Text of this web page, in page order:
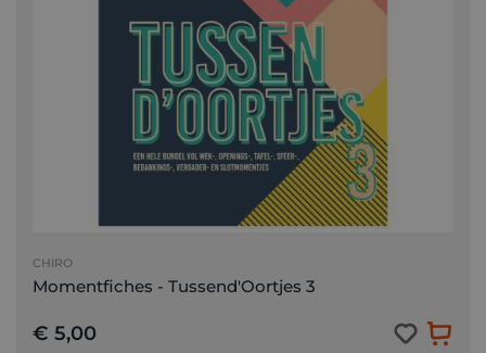
CHIRO
Momentfiches - Tussend'Oortjes 3
€ 5,00